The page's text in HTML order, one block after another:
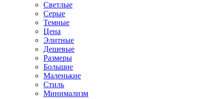
Светлые
Серые
Темные
Цена
Элитные
Дешевые
Размеры
Большие
Маленькие
Стиль
Минимализм